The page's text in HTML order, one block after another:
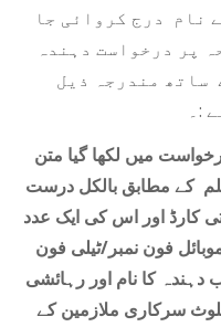
نام درج کروائی جا
پر درخواست دہندہ
ساتھ مندرجہ ذیل
:۔
میں لکھا گیا متن
کے مطابق بالکل درست
کارڈ اور اس کی ایک عدد
فون نمبر/ٹیلی فون
دہندہ کا نام اور رہائشی
سرکاری ملازمین کے